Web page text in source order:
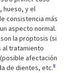
hueso, y el
consistencia más
aspecto normal.
la proptosis (si
tratamiento
afectación
de dientes, etc.8